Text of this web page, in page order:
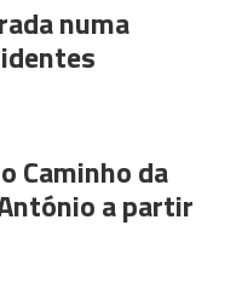
numa
Caminho da
a partir